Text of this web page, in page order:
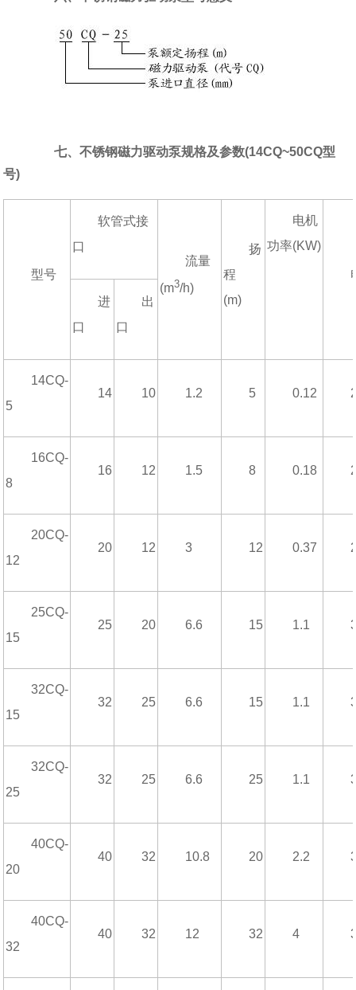
七、不锈钢磁力驱动泵规格及参数(14CQ~50CQ型
号)
型号
软管式接
口
流量
(m3/h)
扬
程
(m)
电机
功率(KW)
进
口
出
口
14CQ-
5
14 10 1.2 5 0.12
16CQ-
8
16 12 1.5 8 0.18
20CQ-
12
20 12 3 12 0.37
25CQ-
15
25 20 6.6 15 1.1
32CQ-
15
32 25 6.6 15 1.1
32CQ-
25
32 25 6.6 25 1.1
40CQ-
20
40 32 10.8 20 2.2
40CQ-
32
40 32 12 32 4